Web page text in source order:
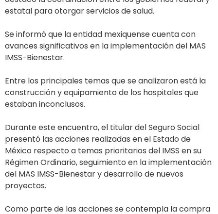
estatal para otorgar servicios de salud.
Se informó que la entidad mexiquense cuenta con
avances significativos en la implementación del MAS
IMSS-Bienestar.
Entre los principales temas que se analizaron está la
construcción y equipamiento de los hospitales que
estaban inconclusos.
Durante este encuentro, el titular del Seguro Social
presentó las acciones realizadas en el Estado de
México respecto a temas prioritarios del IMSS en su
Régimen Ordinario, seguimiento en la implementación
del MAS IMSS-Bienestar y desarrollo de nuevos
proyectos.
Como parte de las acciones se contempla la compra